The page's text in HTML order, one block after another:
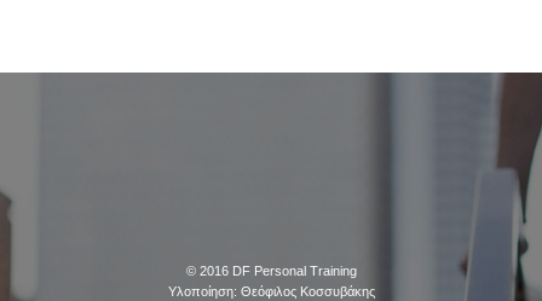
© 2016 DF Personal Training
Υλοποίηση: Θεόφιλος Κοσσυβάκης